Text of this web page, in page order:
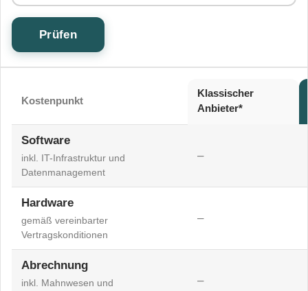
Prüfen
Kostenpunkt
Klassischer
Anbieter*
Software
inkl. IT-Infrastruktur und
Datenmanagement
–
Hardware
gemäß vereinbarter
Vertragskonditionen
–
Abrechnung
inkl. Mahnwesen und
–